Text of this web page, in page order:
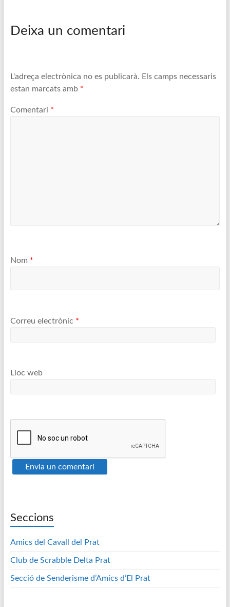
Deixa un comentari
L'adreça electrònica no es publicarà. Els camps necessaris
estan marcats amb *
Comentari *
Nom *
Correu electrònic *
Lloc web
Seccions
Amics del Cavall del Prat
Club de Scrabble Delta Prat
Secció de Senderisme d’Amics d’El Prat